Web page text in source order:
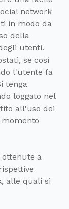
network
in modo da
della
utenti.
se così
l'utente fa
tenga
loggato nel
all'uso dei
a
alle quali si